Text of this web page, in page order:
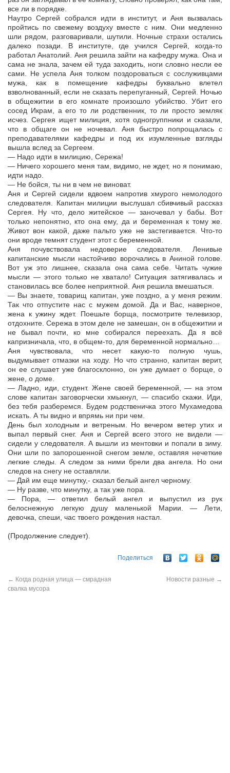
все ли в порядке.
Наутро Сергей собрался идти в институт, и Аня вызвалась
пройтись по свежему воздуху вместе с ним. Они медленно
шли рядом, разговаривали, шутили. Ночные страхи остались
далеко позади. В институте, где учился Сергей, когда-то
работал Анатолий. Аня решила зайти на кафедру мужа. Она и
сама не знала, зачем ей туда заходить, ноги словно несли ее
сами. Не успела Аня толком поздороваться с сослуживцами
мужа, как в помещение кафедры буквально влетел
взволнованный, если не сказать перепуганный, Сергей. Ночью
в общежитии в его комнате произошло убийство. Убит его
сосед Икрам, а его то ли родственник, то ли просто земляк
исчез. Сергея ищет милиция, хотя одногруппники и сказали,
что в общаге он не ночевал. Аня быстро попрощалась с
преподавателями кафедры и под их изумленные взгляды
вышла вслед за Сергеем.
— Надо идти в милицию, Сережа!
— Ничего хорошего меня там, видимо, не ждет, но я понимаю,
идти надо.
— Не бойся, ты ни в чем не виноват.
Аня и Сергей сидели вдвоем напротив хмурого немолодого
следователя. Капитан милиции выслушал сбивчивый рассказ
Сергея. Ну что, дело житейское — заночевал у бабы. Вот
только непонятно, кто она ему, да и беременная к тому же.
Живот вон какой, даже пальто уже не застегивается. Что-то
они вроде темнят студент этот с беременной.
Аня почувствовала недоверие следователя. Ленивые
капитанские мысли настойчиво ворочались в Аниной голове.
Вот уж это лишнее, сказала она сама себе. Читать чужие
мысли — этого только не хватало! Ситуация затягивалась и
становилась все более неприятной. Аня решила вмешаться.
— Вы знаете, товарищ капитан, уже поздно, а у меня режим.
Так что отпустите нас с мужем домой. Да и Вас, наверное,
жена к ужину ждет. Поешьте борща, посмотрите телевизор,
отдохните. Сережа в этом деле не замешан, он в общежитии и
не бывал почти, ко мне собирался переехать. Да я всё
капризничала, что, в общем-то, для беременной нормально…
Аня чувствовала, что несет какую-то полную чушь,
выдумывает отмазки на ходу. Но что странно, капитан верит,
он ее слушает уже благосклонно, он уже думает о борще, о
жене, о доме.
— Ладно, иди, студент. Жене своей беременной, — на этом
слове капитан заговорчески хмыкнул, — спасибо скажи. Иди,
без тебя разберемся. Будем родственичка этого Мухамедова
искать. А ты видно и впрямь ни при чем.
День был холодным и ветреным. Но вечером ветер утих и
выпал первый снег. Аня и Сергей всего этого не видели —
сидели у следователя. А вышли из ментовки и попали в зиму.
Они шли по запорошенной снегом земле, оставляя нечеткие
легкие следы. А следом за ними брели два ангела. Но они
следов на снегу не оставляли.
— Дай им еще минутку,- сказал белый ангел черному.
— Ну разве, что минутку, а так уже пора.
— Пора, — ответил белый ангел и выпустил из рук
белоснежную легкую душу маленькой Марии. — Лети,
девочка, спеши, час твоего рождения настал.
(Продолжение следует).
Поделиться
← Когда родная улица — смрадная
свалка мусора
Новости разные →